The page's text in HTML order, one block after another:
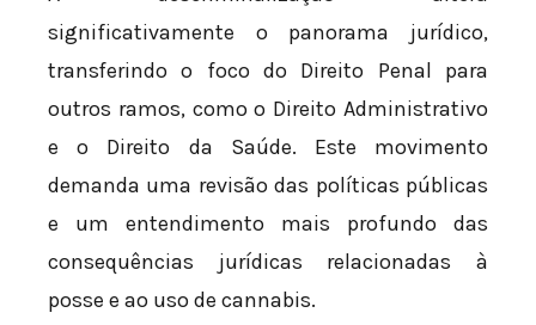
significativamente o panorama jurídico,
transferindo o foco do Direito Penal para
outros ramos, como o Direito Administrativo
e o Direito da Saúde. Este movimento
demanda uma revisão das políticas públicas
e um entendimento mais profundo das
consequências jurídicas relacionadas à
posse e ao uso de cannabis.